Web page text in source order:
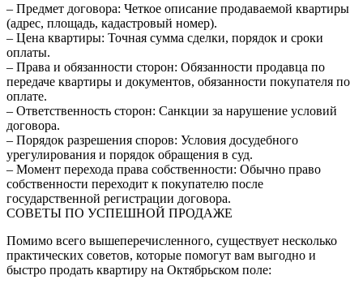
– Предмет договора: Четкое описание продаваемой квартиры
(адрес, площадь, кадастровый номер).
– Цена квартиры: Точная сумма сделки, порядок и сроки
оплаты.
– Права и обязанности сторон: Обязанности продавца по
передаче квартиры и документов, обязанности покупателя по
оплате.
– Ответственность сторон: Санкции за нарушение условий
договора.
– Порядок разрешения споров: Условия досудебного
урегулирования и порядок обращения в суд.
– Момент перехода права собственности: Обычно право
собственности переходит к покупателю после
государственной регистрации договора.
СОВЕТЫ ПО УСПЕШНОЙ ПРОДАЖЕ
Помимо всего вышеперечисленного, существует несколько
практических советов, которые помогут вам выгодно и
быстро продать квартиру на Октябрьском поле: